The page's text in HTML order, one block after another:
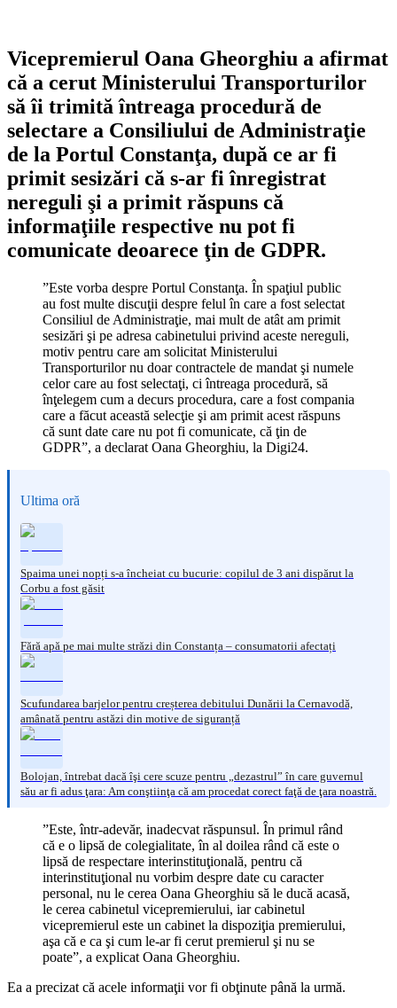
Vicepremierul Oana Gheorghiu a afirmat
că a cerut Ministerului Transporturilor
să îi trimită întreaga procedură de
selectare a Consiliului de Administraţie
de la Portul Constanţa, după ce ar fi
primit sesizări că s-ar fi înregistrat
nereguli şi a primit răspuns că
informaţiile respective nu pot fi
comunicate deoarece ţin de GDPR.
”Este vorba despre Portul Constanţa. În spaţiul public
au fost multe discuţii despre felul în care a fost selectat
Consiliul de Administraţie, mai mult de atât am primit
sesizări şi pe adresa cabinetului privind aceste nereguli,
motiv pentru care am solicitat Ministerului
Transporturilor nu doar contractele de mandat şi numele
celor care au fost selectaţi, ci întreaga procedură, să
înţelegem cum a decurs procedura, care a fost compania
care a făcut această selecţie şi am primit acest răspuns
că sunt date care nu pot fi comunicate, că ţin de
GDPR”, a declarat Oana Gheorghiu, la Digi24.
Ultima oră
Spaima unei nopți s-a încheiat cu bucurie: copilul de 3 ani dispărut la
Corbu a fost găsit
Fără apă pe mai multe străzi din Constanța – consumatorii afectați
Scufundarea barjelor pentru creșterea debitului Dunării la Cernavodă,
amânată pentru astăzi din motive de siguranță
Bolojan, întrebat dacă îşi cere scuze pentru „dezastrul” în care guvernul
său ar fi adus ţara: Am conştiinţa că am procedat corect faţă de ţara noastră.
”Este, într-adevăr, inadecvat răspunsul. În primul rând
că e o lipsă de colegialitate, în al doilea rând că este o
lipsă de respectare interinstituţională, pentru că
interinstituţional nu vorbim despre date cu caracter
personal, nu le cerea Oana Gheorghiu să le ducă acasă,
le cerea cabinetul vicepremierului, iar cabinetul
vicepremierul este un cabinet la dispoziţia premierului,
aşa că e ca şi cum le-ar fi cerut premierul şi nu se
poate”, a explicat Oana Gheorghiu.
Ea a precizat că acele informaţii vor fi obţinute până la urmă.